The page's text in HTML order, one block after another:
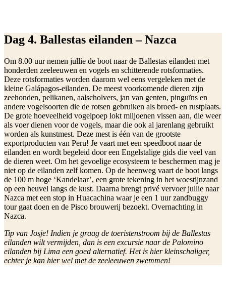
Dag 4. Ballestas eilanden – Nazca
Om 8.00 uur nemen jullie de boot naar de Ballestas eilanden met
honderden zeeleeuwen en vogels en schitterende rotsformaties.
Deze rotsformaties worden daarom wel eens vergeleken met de
kleine Galápagos-eilanden. De meest voorkomende dieren zijn
zeehonden, pelikanen, aalscholvers, jan van genten, pinguïns en
andere vogelsoorten die de rotsen gebruiken als broed- en rustplaats.
De grote hoeveelheid vogelpoep lokt miljoenen vissen aan, die weer
als voer dienen voor de vogels, maar die ook al jarenlang gebruikt
worden als kunstmest. Deze mest is één van de grootste
exportproducten van Peru! Je vaart met een speedboot naar de
eilanden en wordt begeleid door een Engelstalige gids die veel van
de dieren weet. Om het gevoelige ecosysteem te beschermen mag je
niet op de eilanden zelf komen. Op de heenweg vaart de boot langs
de 100 m hoge ‘Kandelaar’, een grote tekening in het woestijnzand
op een heuvel langs de kust. Daarna brengt privé vervoer jullie naar
Nazca met een stop in Huacachina waar je een 1 uur zandbuggy
tour gaat doen en de Pisco brouwerij bezoekt. Overnachting in
Nazca.
Tip van Josje! Indien je graag de toeristenstroom bij de Ballestas
eilanden wilt vermijden, dan is een excursie naar de Palomino
eilanden bij Lima een goed alternatief. Het is hier kleinschaliger,
echter je kan hier wel met de zeeleeuwen zwemmen!